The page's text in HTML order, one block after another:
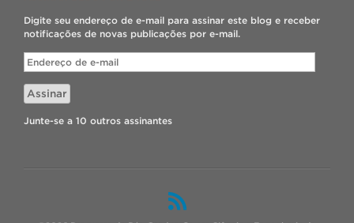
Digite seu endereço de e-mail para assinar este blog e receber
notificações de novas publicações por e-mail.
Endereço
de
e-
mail
Assinar
Junte-se a 10 outros assinantes